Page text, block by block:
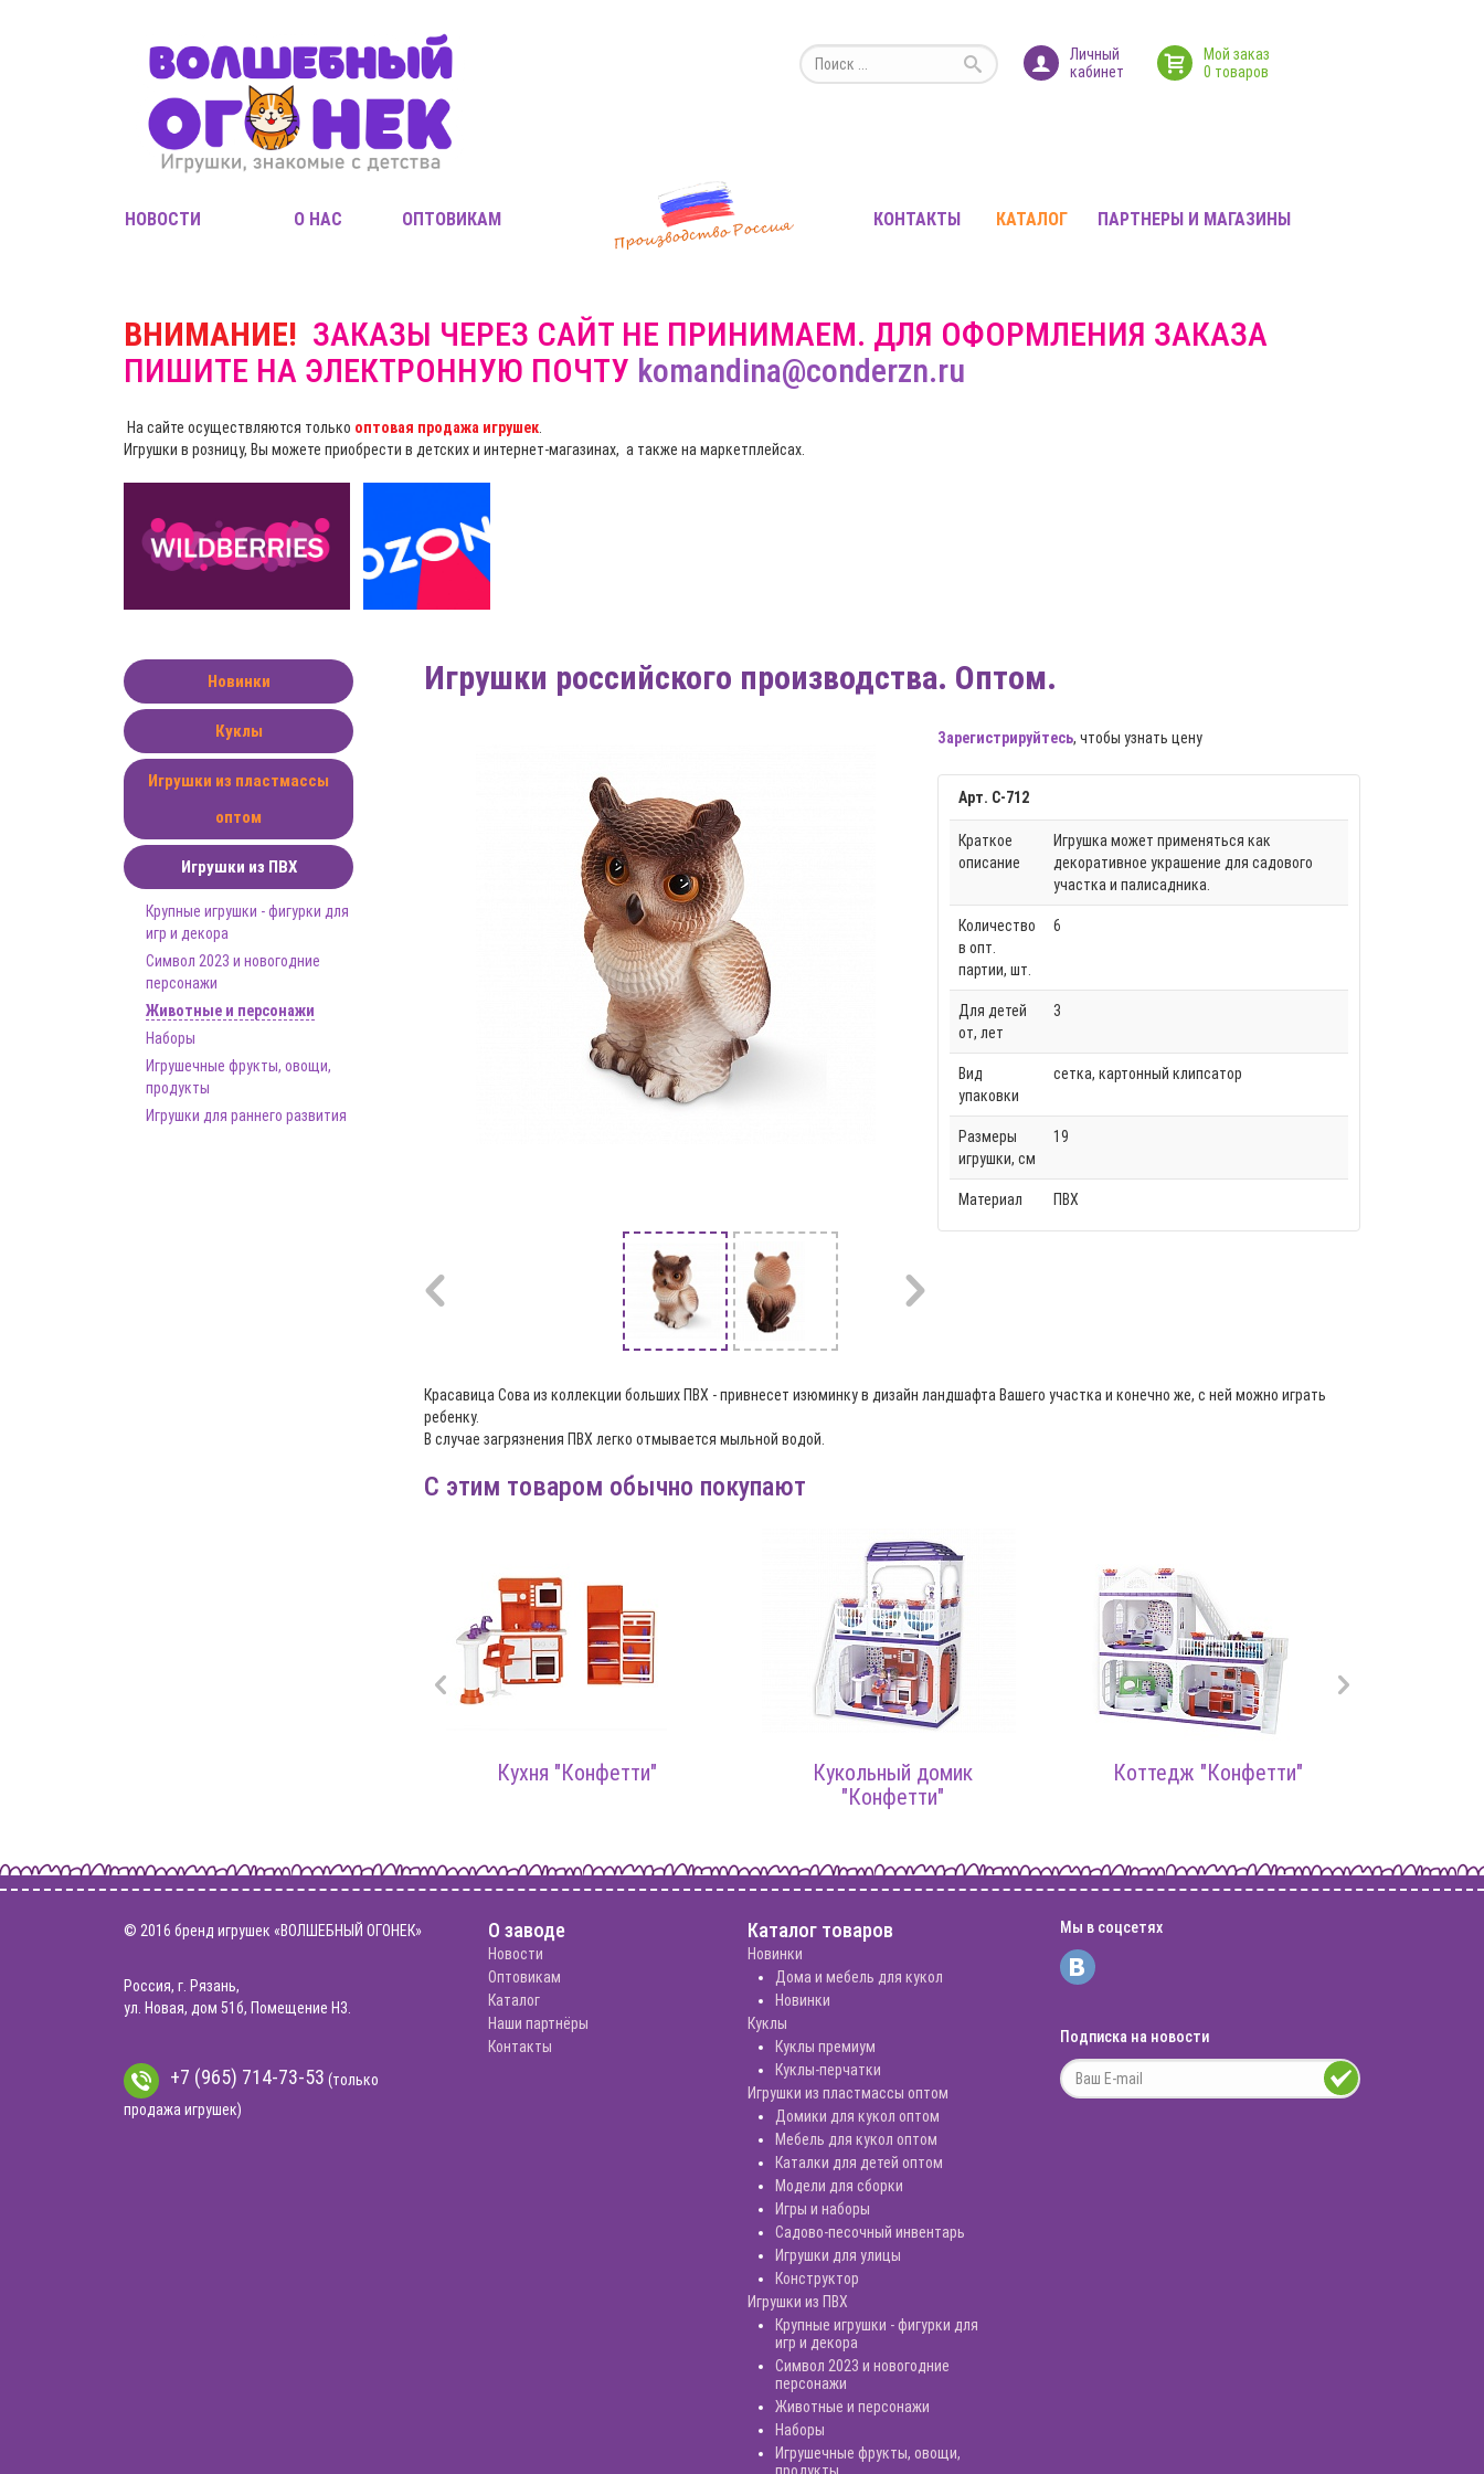
Личный
кабинет
Мой заказ
0 товаров
НОВОСТИ О НАС ОПТОВИКАМ КОНТАКТЫ КАТАЛОГ ПАРТНЕРЫ И МАГАЗИНЫ
ВНИМАНИЕ! ЗАКАЗЫ ЧЕРЕЗ САЙТ НЕ ПРИНИМАЕМ. ДЛЯ ОФОРМЛЕНИЯ ЗАКАЗА
ПИШИТЕ НА ЭЛЕКТРОННУЮ ПОЧТУ komandina@conderzn.ru
На сайте осуществляются только оптовая продажа игрушек
Игрушки в розницу, Вы можете приобрести в детских и интернет-магазинах, а также на маркетплейсах.
Новинки
Куклы
Игрушки из пластмассы
оптом
Игрушки из ПВХ
Крупные игрушки - фигурки для
игр и декора
Символ 2023 и новогодние
персонажи
Животные и персонажи
Наборы
Игрушечные фрукты, овощи,
продукты
Игрушки для раннего развития
Игрушки российского производства. Оптом.
Зарегистрируйтесь, чтобы узнать цену
Арт. С-712
Краткое
описание
Игрушка может применяться как
декоративное украшение для садового
участка и палисадника.
Количество
в опт.
партии, шт.
6
Для детей
от, лет
3
Вид
упаковки
сетка, картонный клипсатор
Размеры
игрушки, см
19
Материал ПВХ
Красавица Сова из коллекции больших ПВХ - привнесет изюминку в дизайн ландшафта Вашего участка и конечно же, с ней можно играть
ребенку.
В случае загрязнения ПВХ легко отмывается мыльной водой.
С этим товаром обычно покупают
Кухня "Конфетти"
Кукольный домик
"Конфетти"
Коттедж "Конфетти"
© 2016 бренд игрушек «ВОЛШЕБНЫЙ ОГОНЕК»
Россия, г. Рязань,
ул. Новая, дом 51б, Помещение Н3.
+7 (965) 714-73-53 (только
продажа игрушек)
Мы в соцсетях
Подписка на новости
О заводе
Новости
Оптовикам
Каталог
Наши партнёры
Контакты
Каталог товаров
Новинки
Дома и мебель для кукол
Новинки
Куклы
Куклы премиум
Куклы-перчатки
Игрушки из пластмассы оптом
Домики для кукол оптом
Мебель для кукол оптом
Каталки для детей оптом
Модели для сборки
Игры и наборы
Садово-песочный инвентарь
Игрушки для улицы
Конструктор
Игрушки из ПВХ
Крупные игрушки - фигурки для
игр и декора
Символ 2023 и новогодние
персонажи
Животные и персонажи
Наборы
Игрушечные фрукты, овощи,